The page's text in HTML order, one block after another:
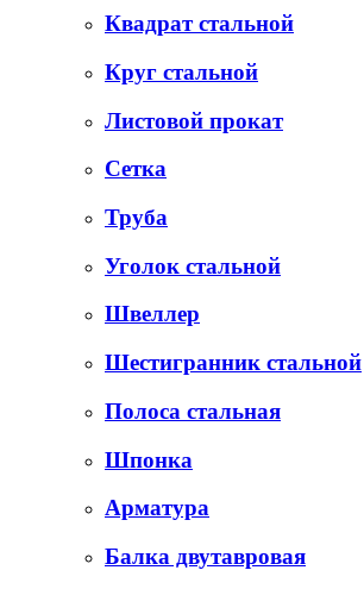
Квадрат стальной
Круг стальной
Листовой прокат
Сетка
Труба
Уголок стальной
Швеллер
Шестигранник стальной
Полоса стальная
Шпонка
Арматура
Балка двутавровая